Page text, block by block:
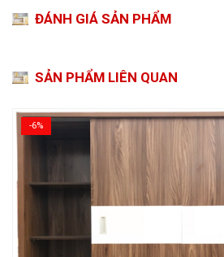
ĐÁNH GIÁ SẢN PHẨM
SẢN PHẨM LIÊN QUAN
-6%